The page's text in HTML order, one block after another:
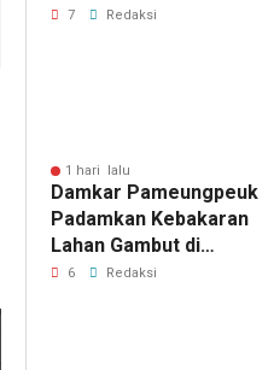
Medan Ditangkap Polisi
7 Redaksi
1 hari lalu
Damkar Pameungpeuk
Padamkan Kebakaran
Lahan Gambut di
Cibalong, Permukiman
6 Redaksi